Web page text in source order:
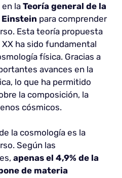
la Teoría general de la
para comprender
Esta teoría propuesta
ha sido fundamental
física. Gracias a
avances en la
lo que ha permitido
la composición, la
cósmicos.
la cosmología es la
Según las
apenas el 4,9% de la
de materia